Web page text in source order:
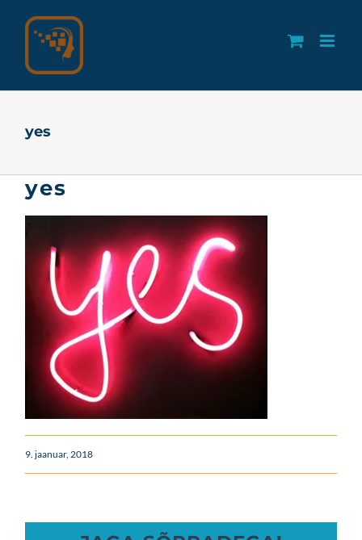
content
yes
yes
9. jaanuar, 2018